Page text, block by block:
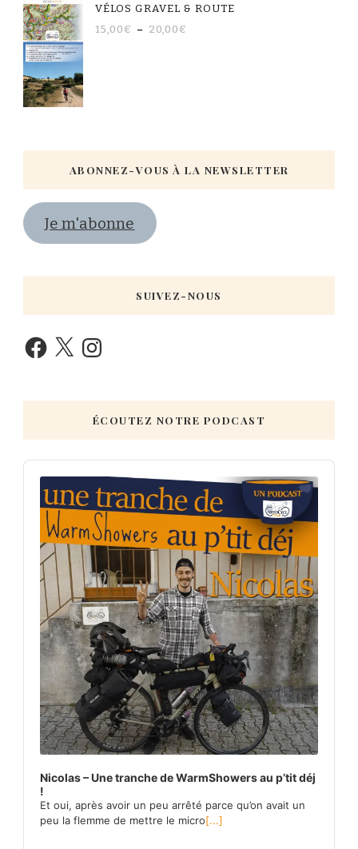
VÉLOS GRAVEL & ROUTE
15,00€ – 20,00€
ABONNEZ-VOUS À LA NEWSLETTER
Je m'abonne
SUIVEZ-NOUS
ÉCOUTEZ NOTRE PODCAST
Audio
Player
Nicolas – Une tranche de WarmShowers au p’tit déj
!
Et oui, après avoir un peu arrêté parce qu’on avait un
peu la flemme de mettre le micro[...]